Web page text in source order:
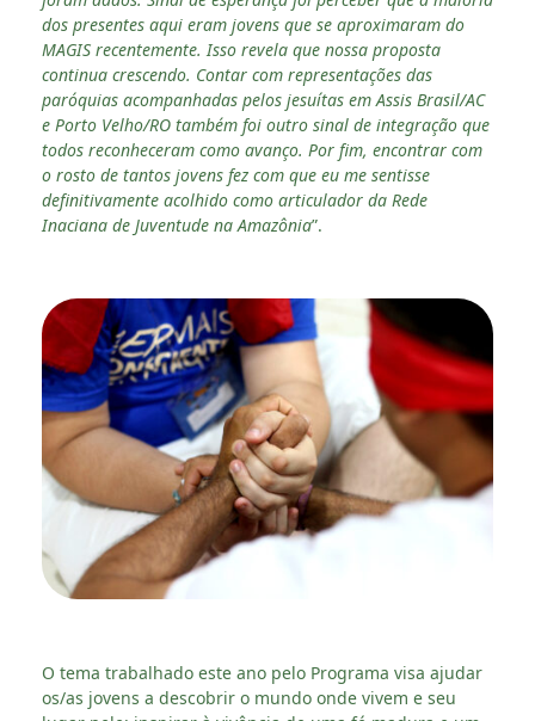
dos presentes aqui eram jovens que se aproximaram do
MAGIS recentemente. Isso revela que nossa proposta
continua crescendo. Contar com representações das
paróquias acompanhadas pelos jesuítas em Assis Brasil/AC
e Porto Velho/RO também foi outro sinal de integração que
todos reconheceram como avanço. Por fim, encontrar com
o rosto de tantos jovens fez com que eu me sentisse
definitivamente acolhido como articulador da Rede
Inaciana de Juventude na Amazônia”.
O tema trabalhado este ano pelo Programa visa ajudar
os/as jovens a descobrir o mundo onde vivem e seu